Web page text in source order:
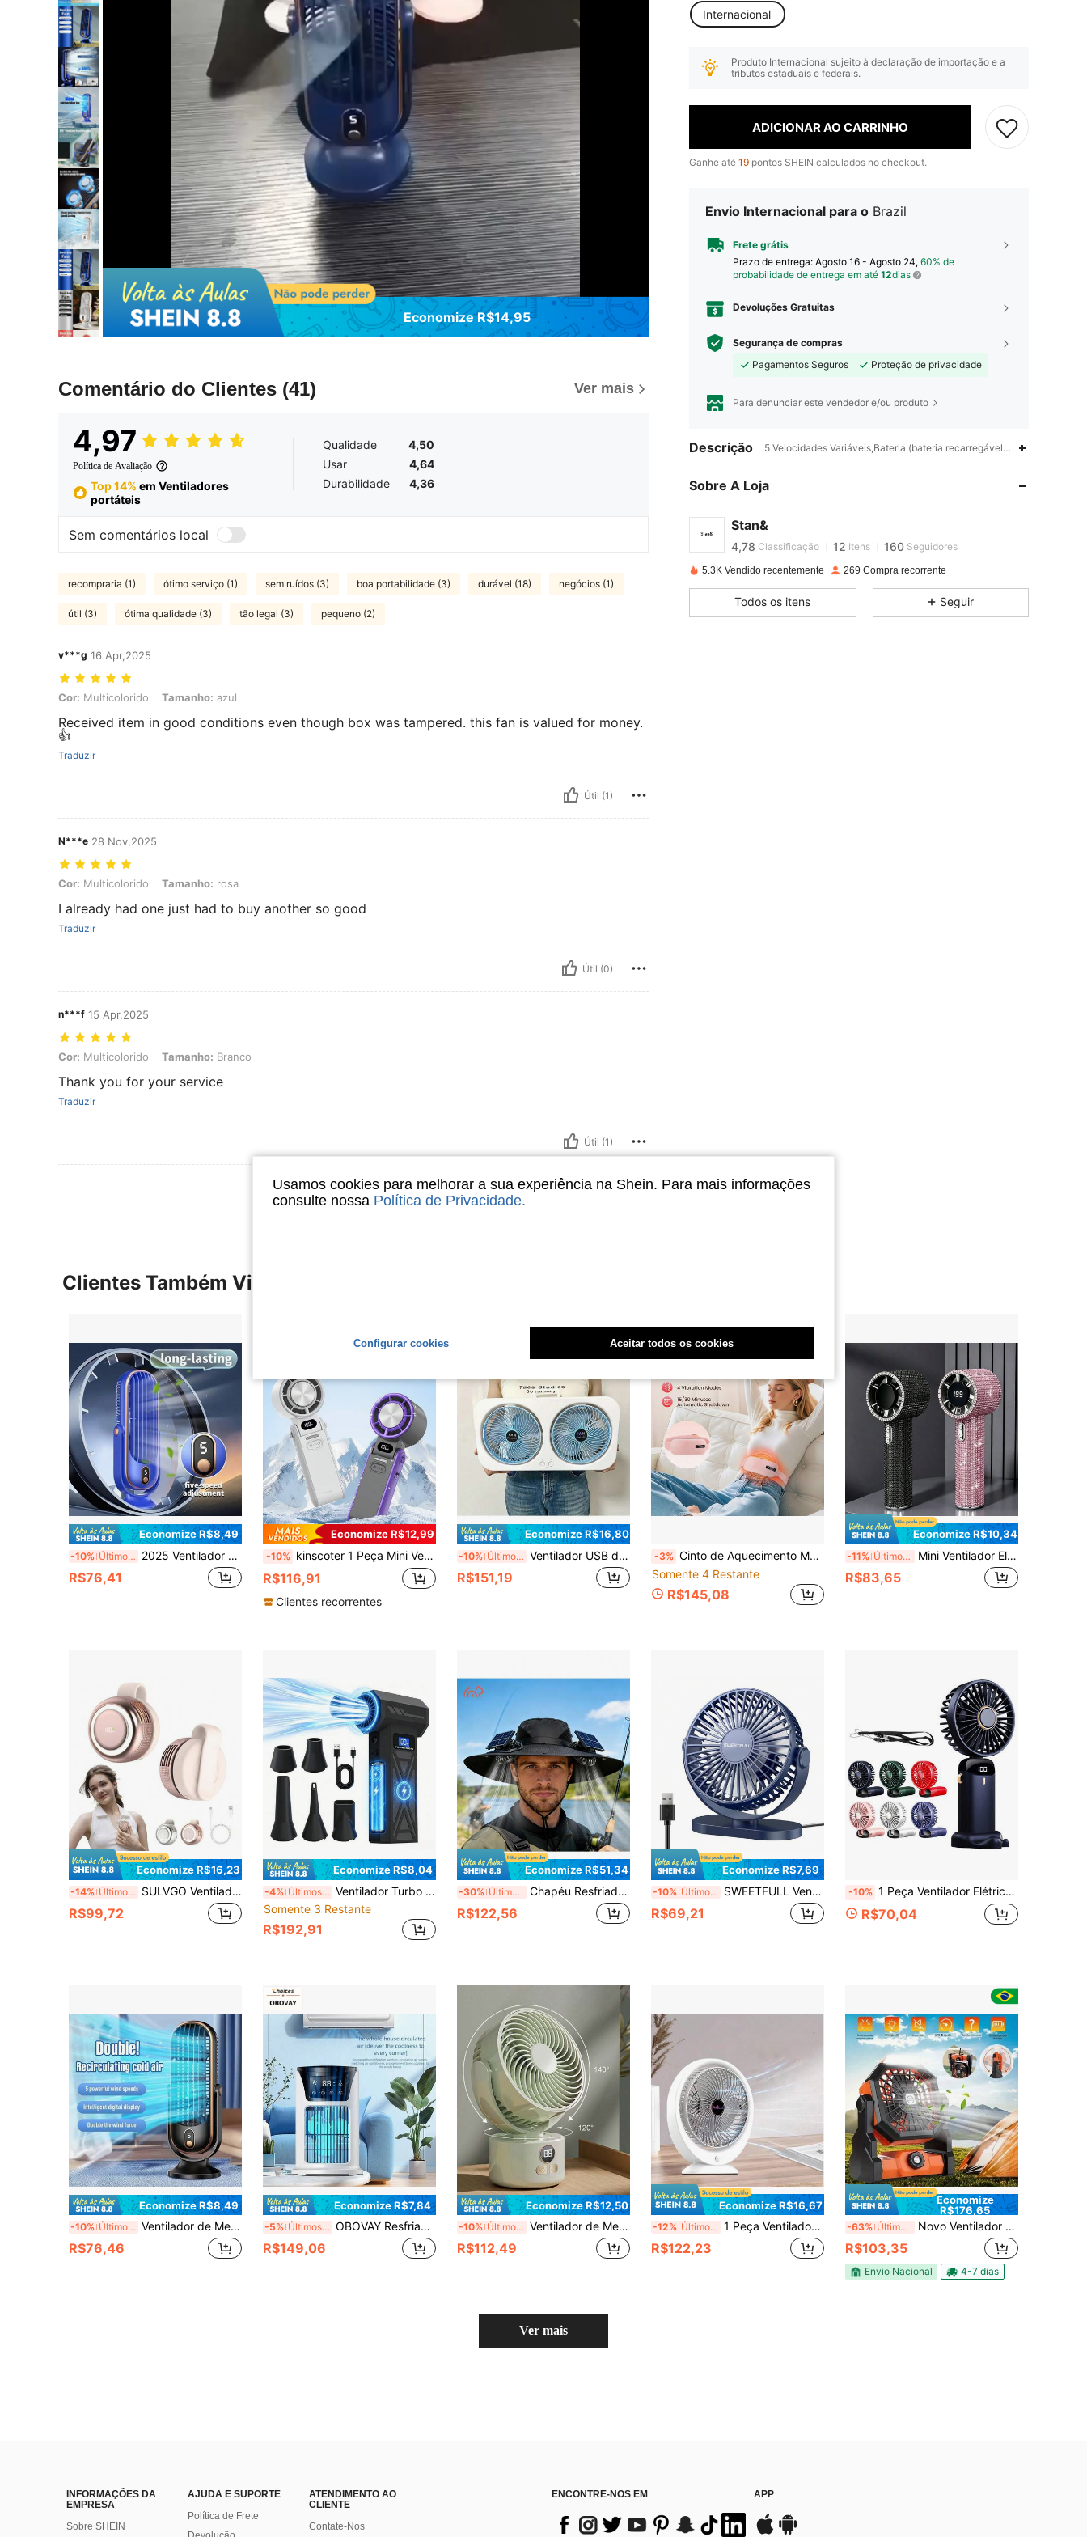
Economize R$14,95
Comentário do Clientes (41) Ver mais
4,97
Política de Avaliação
Top 14% em Ventiladores
portáteis
Qualidade
4,50
Usar
4,64
Durabilidade
4,36
Sem comentários local
recompraria (1) ótimo serviço (1) sem ruídos (3) boa portabilidade (3) durável (18) negócios (1)
útil (3) ótima qualidade (3) tão legal (3) pequeno (2)
v***g 16 Apr,2025
Cor: Multicolorido, Tamanho: azul
Cor: Multicolorido Tamanho: azul
Received item in good conditions even though box was tampered. this fan is valued for money.
👍
Traduzir
Útil (1)
N***e 28 Nov,2025
Cor: Multicolorido, Tamanho: rosa
Cor: Multicolorido Tamanho: rosa
I already had one just had to buy another so good
Traduzir
Útil (0)
n***f 15 Apr,2025
Cor: Multicolorido, Tamanho: Branco
Cor: Multicolorido Tamanho: Branco
Thank you for your service
Traduzir
Útil (1)
Ver Mais Avaliações
Internacional
Produto Internacional sujeito à declaração de importação e a
tributos estaduais e federais.
ADICIONAR AO CARRINHO
Ganhe até 19 pontos SHEIN calculados no checkout.
Envio Internacional para o Brazil
Frete grátis
Prazo de entrega: Agosto 16 - Agosto 24, 60% de
probabilidade de entrega em até 12dias
Devoluções Gratuitas
Segurança de compras
Pagamentos Seguros
Proteção de privacidade
Para denunciar este vendedor e/ou produto
Descrição 5 Velocidades Variáveis,Bateria (bateria recarregável),ABS
Sobre A Loja
Stan&
4,78 12 160
4,78 Classificação 12 Itens 160 Seguidores
4,78
5.3K Vendido recentemente 269 Compra recorrente
Todos os itens Seguir
Clientes Também Visitaram
Economize R$8,49
-10% Últimos 2 dias 2025 Ventilador de Mesa Portátil Fashionable com Motor Duplo e Bateria Aprimorada, Ar Condicionado Doméstico Pequeno, Ventilador de Resfriamento de 5 Velocidades com Soprador de 720°, para Escritório, Viagem, Acampamento, Trailer, Ventilador USB Portátil, Presente de Natal e Dia dos Namorados, Capacidade da Bateria: 1200mAh, Formatura, Parabéns Formando, Festa de Formatura, Essenciais de Viagem e Caminhada, Ferramentas Portáteis, Essenciais de Verão, Portátil de Verão
R$76,41
Economize R$12,99
-10% kinscoter 1 Peça Mini Ventilador Portátil Recarregável de 3600mAh, Ventilador de Ar Refrigerado para Camping e Viagens, Velocidade do Vento Ajustável até 100, Mini Ventilador Portátil de Resfriamento Pessoal
R$116,91
Clientes recorrentes
Economize R$16,80
-10% Últimos 2 dias Ventilador USB de Cabeça Dupla, Lâminas Giratórias 360°, Design Montado na Parede ou Autônomo, Recarregável para Escritório, Quarto, Acampamento ao Ar Livre, 1800mAh
R$151,19
-3% Cinto de Aquecimento Menstrual Recarregável por USB, Compressão Quente & Massagem Vibratória para Alívio do Período
Somente 4 Restante
R$145,08
Economize R$10,34
-11% Últimos 3 dias Mini Ventilador Elétrico Portátil com Diamantes Completos, Ventilador Turbo Silencioso Recarregável USB-C de Luxo, Bateria de 1800mAh, Velocidade Ajustável, Caixa de Presente Elegante de Verão para Mulheres, Adequado para Escritório, Deslocamento e Viagem
R$83,65
Economize R$16,23
-14% Últimos 3 dias SULVGO Ventilador Recarregável com Clipe de 2000mAh, Lâminas Turbo Poderosas, Baixo Ruído e Consumo de Energia, Fluxo de Ar Ajustável a 360°, 3 Modos de Iluminação Colorida, Visor Digital, Clipe de Silicone com Memória, Adequado para Escritório, Cintura, Mochila, Roupas, Ventilador Portátil Pessoal de Resfriamento de Luxo com Textura de Diamante Eletrolítico para Uso Externo, Viagem, Escritório, Casa
R$99,72
Economize R$8,04
-4% Últimos 3 dias Ventilador Turbo de Alta Performance, Ventilador Portátil com Visor Inteligente e 4 Modos Ajustáveis de Velocidade, Equipado com 5 Bicos e Bateria de Grande Capacidade, Adequado para Limpeza de Computadores, Teclados, Equipamentos Externos, Carros e Resfriamento Pessoal
Somente 3 Restante
R$192,91
Economize R$51,34
-30% Últimos 3 dias Chapéu Resfriador com Ventilador Duplo Alimentado por Energia Solar, Recarregável por USB, Ajustável, Respirável, Alta Eficiência, Longa Duração, Fluxo de Ar Poderoso, Adequado para Atividades ao Ar Livre
R$122,56
Economize R$7,69
-10% Últimos 2 dias SWEETFULL Ventilador de Mesa USB de 5,5", Silencioso e Potente com 3 Velocidades Ajustáveis e Rotação de 360°, Ventilador Pessoal Portátil Mini para Casa, Escritório, Carro, Viagem, Resfriamento Interno e Externo
R$69,21
-10% 1 Peça Ventilador Elétrico Portátil de Verão com 5 Velocidades, Silencioso, Recarregável por USB, Mini Ventilador Portátil para Uso Interno/Externo, Estudante, Desenho Animado, Mini Ventilador Portátil Recarregável
R$70,04
Economize R$8,49
-10% Últimos 2 dias Ventilador de Mesa Portátil de Moda com Bateria Grande e Motor Duplo Aprimorado, Ar-condicionado Portátil Pequeno para Casa, Escritório, Viagem, Acampamento, Trailer, Ventilador USB Portátil, Presente de Natal e Dia dos Namorados, Capacidade da Bateria: 1200mAh
R$76,46
Economize R$7,84
-5% Últimos 3 dias OBOVAY Resfriador de Ar Portátil de 6 Velocidades e 7 Cores - Super Silencioso, Timer de 6 Horas para Casa/Escritório/Dormitório | Resfriamento Instantâneo, Presente Ideal, Aumenta a Umidade - Visor Digital LED - Alimentado por USB - Resfriamento Rápido e Silencioso, Formatura, Parabéns Formando, Essenciais de Viagem e Caminhada, Ferramentas Portáteis, Essenciais de Verão, Portátil de Verão
R$149,06
Economize R$12,50
-10% Últimos 2 dias Ventilador de Mesa, Ventilador Elétrico de Mesa, Ventilador Portátil Mini Poderoso e Super Silencioso para Escritório, Ventilador Circulante Poderoso para Dormitório de Estudante, Recarregável de Longa Duração, Escolhas de Primavera e Verão, Presentes para Damas de Honra, Quarto, Decoração de Quarto, Quarto, Decoração de Quarto, Praia, Viagem, Para Homens, Para Mulheres, Férias, Coisas Fofas, Presente do Dia das Mães, Decoração de Quarto, Jardim, Decoração de Cozinha, Verão, Praia, Essenciais de Viagem, Decoração de Quarto, Squishy, Formatura, Ao Ar Livre, Jardim, Essenciais de Viagem, Essenciais Portáteis, Essenciais de Praia, Temporada de Formatura, Cerimônia de Formatura, Presente de Formatura, Presente de Formatura, Parabéns Formando, Parabéns Graduado, Orador da Turma, Terminar a Escola, Festa de Formatura, Essenciais ao Ar Livre, Viagem Portátil, Essenciais de Caminhada, Essenciais de Camping, Ferramentas Portáteis, Essenciais de Verão, Portátil de Verão
R$112,49
Economize R$16,67
-12% Últimos 3 dias 1 Peça Ventilador de Mesa Alimentado por USB, Ventilador de Mesa Portátil para Casa/Escritório Sem Bateria, Operação Silenciosa, Velocidade Única, Lâminas de Ventilador Ampliadas, Sem Bateria Interna, Requer Fonte de Alimentação USB, Presentes para Homens, Presentes de Natal, Presentes Masculinos, Presentes para Mulheres
R$122,23
Economize
R$176,65
-63% Últimos 3 dias Novo Ventilador Multifuncional para Exterior com Controle de Velocidade Sem Etapas, Resfriamento Rápido, Portátil e Suspensível em Qualquer Lugar, Iluminação LED Essencialmente Ideal para Acampamentos, Outono/Inverno, Viagens ao Ar Livre nas Férias, Recarregável via USB, Bateria Extra Grande à Base de Íon-Lítio Com Longa Duração
R$103,35
Envio Nacional 4-7 dias
Ver mais
INFORMAÇÕES DA
EMPRESA
Sobre SHEIN
AJUDA E SUPORTE
Política de Frete
ATENDIMENTO AO
CLIENTE
Contate-Nos
ENCONTRE-NOS EM APP
Usamos cookies para melhorar a sua experiência na Shein. Para mais informações
consulte nossa Política de Privacidade.
Configurar cookies Aceitar todos os cookies